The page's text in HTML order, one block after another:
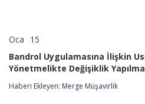
Oca 15
İlişkin
Usul
Esaslar
Bandrol Uygulamasına İlişkin
Yönetmelikte Değişiklik
Haberi Ekleyen: Merge Müşavirlik